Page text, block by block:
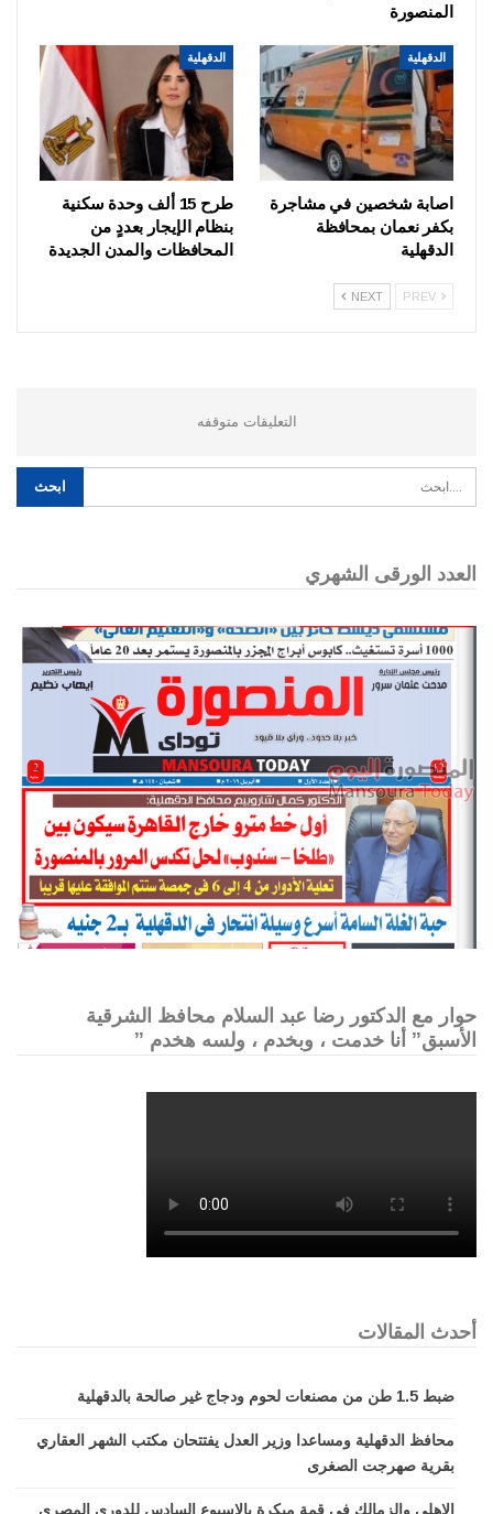
المنصورة
الدقهلية
اصابة شخصين في مشاجرة
بكفر نعمان بمحافظة
الدقهلية
الدقهلية
طرح 15 ألف وحدة سكنية
بنظام الإيجار بعددٍ من
المحافظات والمدن الجديدة
NEXT
التعليقات متوقفه
العدد الورقى الشهري
حوار مع الدكتور رضا عبد السلام محافظ الشرقية
الأسبق” أنا خدمت ، وبخدم ، ولسه هخدم ”
أحدث المقالات
ضبط 1.5 طن من مصنعات لحوم ودجاج غير صالحة بالدقهلية
محافظ الدقهلية ومساعدا وزير العدل يفتتحان مكتب الشهر العقاري
بقرية صهرجت الصغرى
الاهلي والزمالك في قمة مبكرة بالاسبوع السادس للدورى المصرى